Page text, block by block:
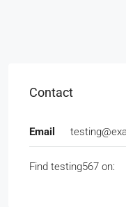
Contact
Email
Find testing567 on: